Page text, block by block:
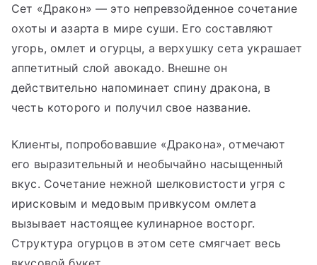
Сет «Дракон» — это непревзойденное сочетание
охоты и азарта в мире суши. Его составляют
угорь, омлет и огурцы, а верхушку сета украшает
аппетитный слой авокадо. Внешне он
действительно напоминает спину дракона, в
честь которого и получил свое название.
Клиенты, попробовавшие «Дракона», отмечают
его выразительный и необычайно насыщенный
вкус. Сочетание нежной шелковистости угря с
ирисковым и медовым привкусом омлета
вызывает настоящее кулинарное восторг.
Структура огурцов в этом сете смягчает весь